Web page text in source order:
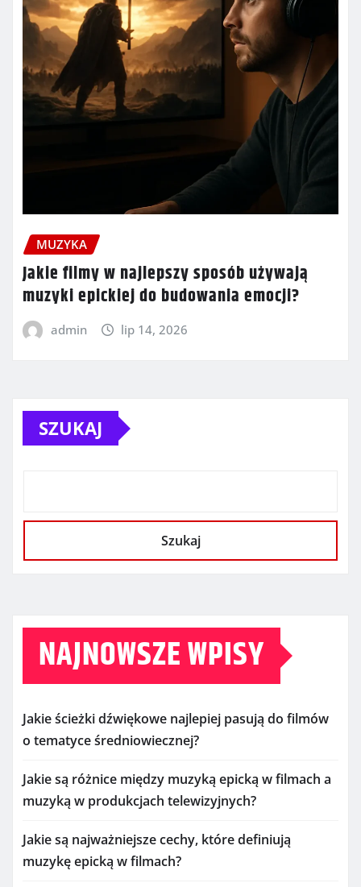
MUZYKA
Jakie filmy w najlepszy sposób używają
muzyki epickiej do budowania emocji?
admin lip 14, 2026
SZUKAJ
Szukaj
NAJNOWSZE WPISY
Jakie ścieżki dźwiękowe najlepiej pasują do filmów
o tematyce średniowiecznej?
Jakie są różnice między muzyką epicką w filmach a
muzyką w produkcjach telewizyjnych?
Jakie są najważniejsze cechy, które definiują
muzykę epicką w filmach?